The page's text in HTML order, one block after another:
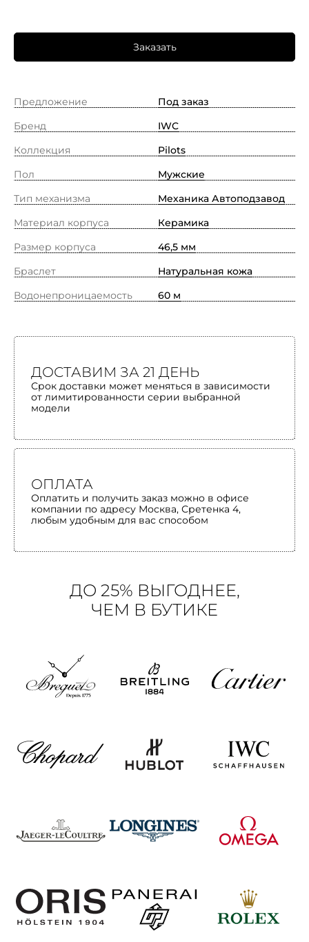
Заказать
Предложение
Под заказ
Бренд
IWC
Коллекция
Pilots
Пол
Мужские
Тип механизма
Механика Автоподзавод
Материал корпуса
Керамика
Размер корпуса
46,5 мм
Браслет
Натуральная кожа
Водонепроницаемость
60 м
ДОСТАВИМ ЗА 21 ДЕНЬ
Срок доставки может меняться в зависимости
от лимитированности серии выбранной
модели
ОПЛАТА
Оплатить и получить заказ можно в офисе
компании по адресу Москва, Сретенка 4,
любым удобным для вас способом
ДО 25% ВЫГОДНЕЕ,
ЧЕМ В БУТИКЕ